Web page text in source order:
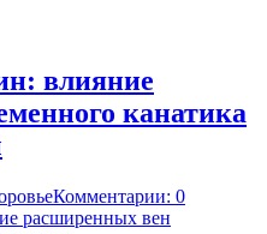
влияние
канатика
Комментарии: 0